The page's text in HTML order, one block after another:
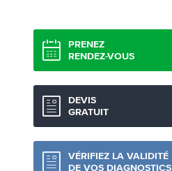
PRENEZ
RENDEZ-VOUS
DEVIS
GRATUIT
VÉRIFIEZ LA VALIDITÉ
DE VOS DIAGNOSTICS